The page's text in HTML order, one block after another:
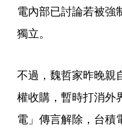
電內部已討論若被強
獨立。
不過，魏哲家昨晚親
權收購，暫時打消外
電」傳言解除，台積